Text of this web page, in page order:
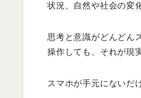
状況、自然や社会の変
思考と意識がどんどん
操作しても、それが現
スマホが手元にないだ